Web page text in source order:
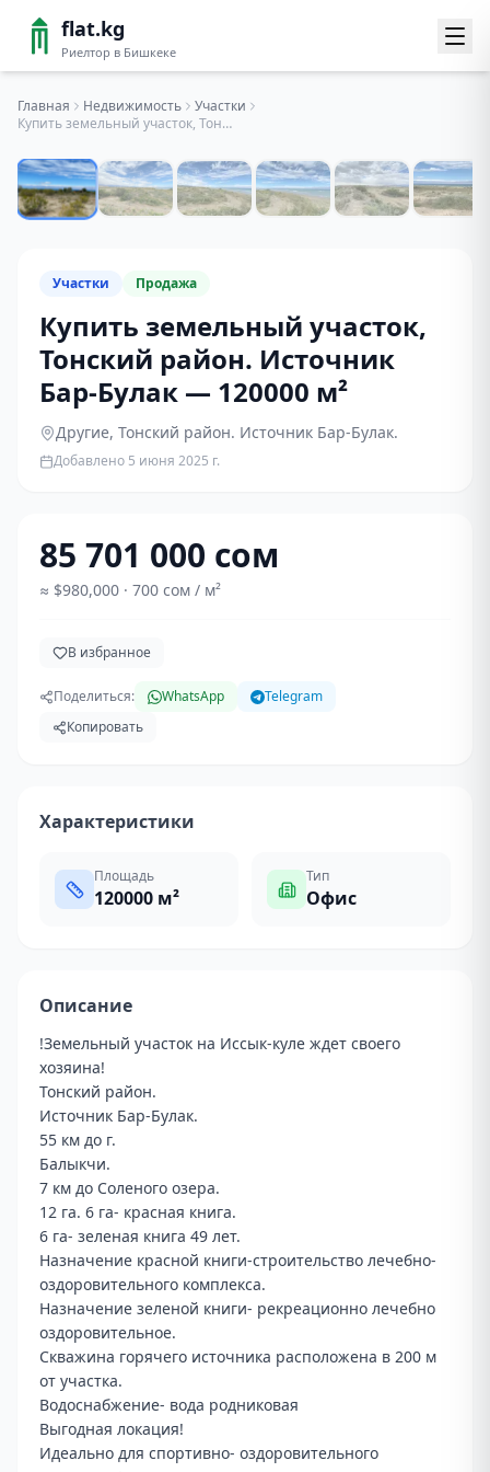
flat.kg
Риелтор в Бишкеке
Главная Недвижимость
Участки
Купить земельный участок, Тонский район. Источник Бар-Булак — 120000 м²
1/10
Участки Продажа
Купить земельный участок,
Тонский район. Источник
Бар-Булак — 120000 м²
Другие, Тонский район. Источник Бар-Булак.
Добавлено 5 июня 2025 г.
85 701 000 сом
≈ $980,000 · 700 сом / м²
В избранное
Поделиться: WhatsApp
Telegram
Копировать
Характеристики
Площадь
120000 м²
Тип
Офис
Описание
!Земельный участок на Иссык-куле ждет своего
хозяина!
Тонский район.
Источник Бар-Булак.
55 км до г.
Балыкчи.
7 км до Соленого озера.
12 га. 6 га- красная книга.
6 га- зеленая книга 49 лет.
Назначение красной книги-строительство лечебно-
оздоровительного комплекса.
Назначение зеленой книги- рекреационно лечебно
оздоровительное.
Скважина горячего источника расположена в 200 м
от участка.
Водоснабжение- вода родниковая
Выгодная локация!
Идеально для спортивно- оздоровительного